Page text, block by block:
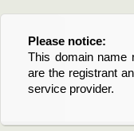
Please notice:
This domain name
are the registrant
service provider.